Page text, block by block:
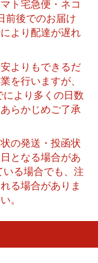
ト宅急便・ネコ
前後でのお届け
より配達が遅れ
よりもできるだ
を行いますが、
より多くの日数
らかじめご了承
の発送・投函状
となる場合があ
いる場合でも、注
る場合がありま
。